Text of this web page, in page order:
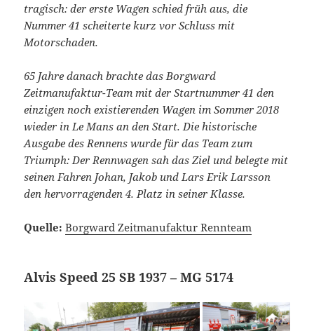
tragisch: der erste Wagen schied früh aus, die
Nummer 41 scheiterte kurz vor Schluss mit
Motorschaden.
65 Jahre danach brachte das Borgward
Zeitmanufaktur-Team mit der Startnummer 41 den
einzigen noch existierenden Wagen im Sommer 2018
wieder in Le Mans an den Start. Die historische
Ausgabe des Rennens wurde für das Team zum
Triumph: Der Rennwagen sah das Ziel und belegte mit
seinen Fahren Johan, Jakob und Lars Erik Larsson
den hervorragenden 4. Platz in seiner Klasse.
Quelle: Borgward Zeitmanufaktur Rennteam
Alvis Speed 25 SB 1937 – MG 5174